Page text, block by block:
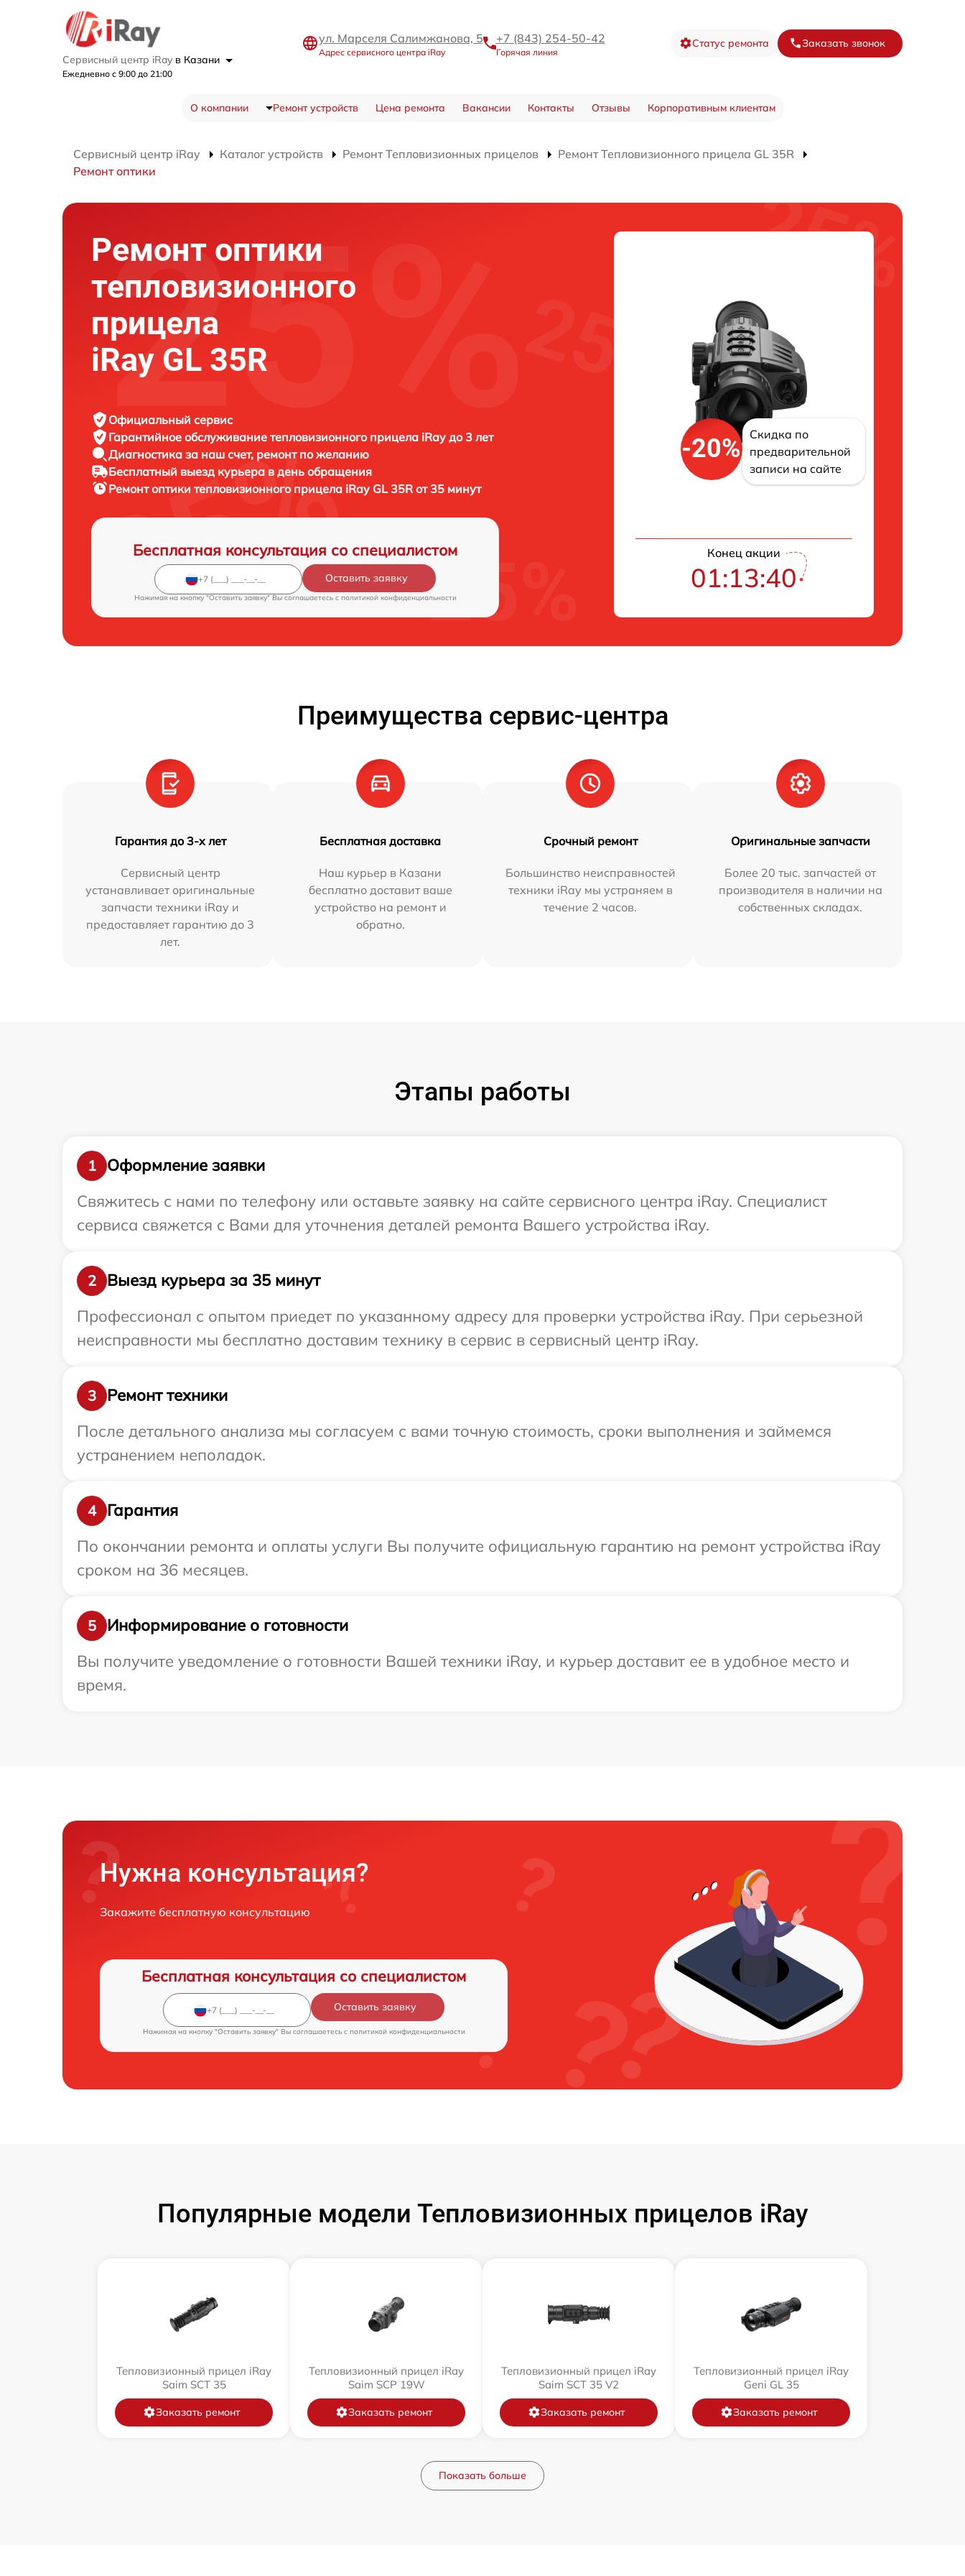
Сервисный центр iRay в Казани
Ежедневно с 9:00 до 21:00
ул. Марселя Салимжанова, 5
Адрес сервисного центра iRay
+7 (843) 254-50-42
Горячая линия
Статус ремонта Заказать звонок
О компании Ремонт устройств Цена ремонта Вакансии Контакты Отзывы Корпоративным клиентам
Сервисный центр iRay Каталог устройств Ремонт Тепловизионных прицелов
Ремонт Тепловизионного прицела GL 35R
Ремонт оптики
Ремонт оптики
тепловизионного
прицела
iRay GL 35R
Официальный сервис
Гарантийное обслуживание тепловизионного прицела iRay до 3 лет
Диагностика за наш счет, ремонт по желанию
Бесплатный выезд курьера в день обращения
Ремонт оптики тепловизионного прицела iRay GL 35R от 35 минут
Бесплатная консультация со специалистом
Оставить заявку
Нажимая на кнопку "Оставить заявку" Вы соглашаетесь c политикой конфиденциальности
-20%
Скидка по
предварительной
записи на сайте
Конец акции
01:13:40
Преимущества сервис-центра
Гарантия до 3-х лет
Сервисный центр
устанавливает оригинальные
запчасти техники iRay и
предоставляет гарантию до 3
лет.
Бесплатная доставка
Наш курьер в Казани
бесплатно доставит ваше
устройство на ремонт и
обратно.
Срочный ремонт
Большинство неисправностей
техники iRay мы устраняем в
течение 2 часов.
Оригинальные запчасти
Более 20 тыс. запчастей от
производителя в наличии на
собственных складах.
Этапы работы
1
Оформление заявки
Свяжитесь с нами по телефону или оставьте заявку на сайте сервисного центра iRay. Специалист
сервиса свяжется с Вами для уточнения деталей ремонта Вашего устройства iRay.
2
Выезд курьера за 35 минут
Профессионал с опытом приедет по указанному адресу для проверки устройства iRay. При серьезной
неисправности мы бесплатно доставим технику в сервис в сервисный центр iRay.
3
Ремонт техники
После детального анализа мы согласуем с вами точную стоимость, сроки выполнения и займемся
устранением неполадок.
4
Гарантия
По окончании ремонта и оплаты услуги Вы получите официальную гарантию на ремонт устройства iRay
сроком на 36 месяцев.
5
Информирование о готовности
Вы получите уведомление о готовности Вашей техники iRay, и курьер доставит ее в удобное место и
время.
Нужна консультация?
Закажите бесплатную консультацию
Бесплатная консультация со специалистом
Оставить заявку
Нажимая на кнопку "Оставить заявку" Вы соглашаетесь c политикой конфиденциальности
Популярные модели Тепловизионных прицелов iRay
Тепловизионный прицел iRay
Saim SCT 35
Заказать ремонт
Тепловизионный прицел iRay
Saim SCP 19W
Заказать ремонт
Тепловизионный прицел iRay
Saim SCT 35 V2
Заказать ремонт
Тепловизионный прицел iRay
Geni GL 35
Заказать ремонт
Показать больше